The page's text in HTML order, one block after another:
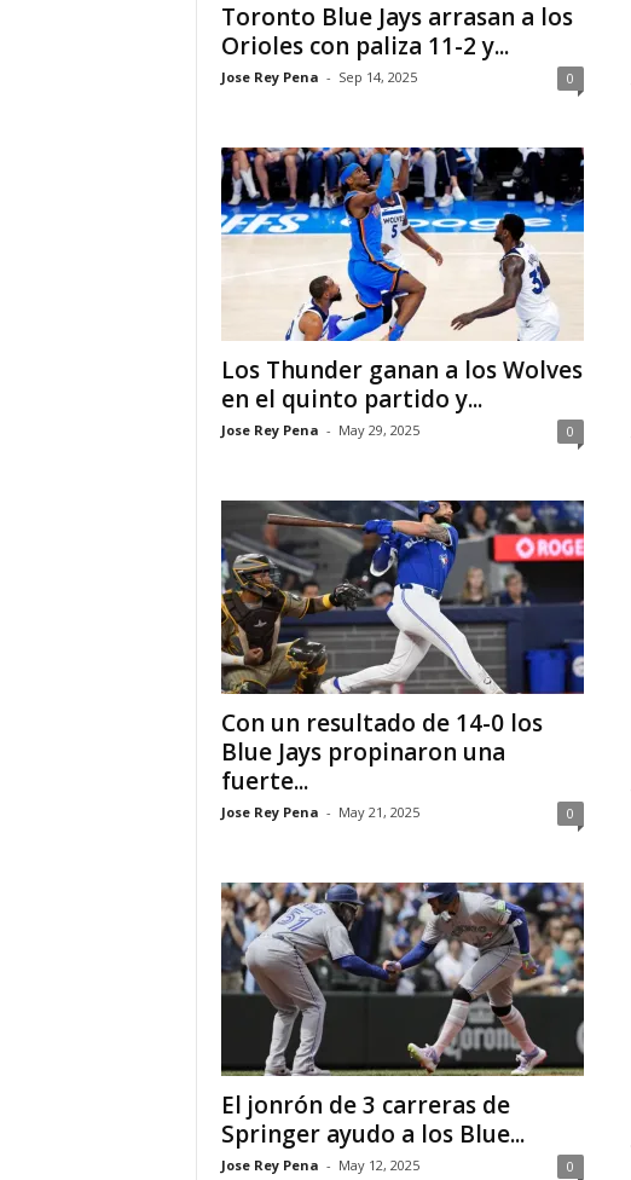
Toronto Blue Jays arrasan a los
Orioles con paliza 11-2 y...
Jose Rey Pena - Sep 14, 2025 0
Los Thunder ganan a los Wolves
en el quinto partido y...
Jose Rey Pena - May 29, 2025 0
Con un resultado de 14-0 los
Blue Jays propinaron una
fuerte...
Jose Rey Pena - May 21, 2025 0
El jonrón de 3 carreras de
Springer ayudo a los Blue...
Jose Rey Pena - May 12, 2025 0